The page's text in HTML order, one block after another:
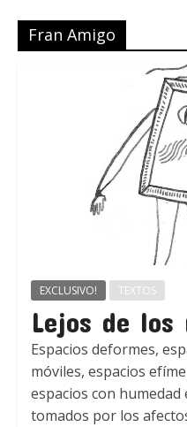
Fran Amigo
EXCLUSIVO! TEXTOS
Lejos de los
Espacios deformes,
móviles, espacios
espacios con humedad
tomados por los